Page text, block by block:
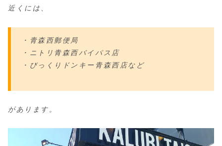
近くには、
・青森西郵便局
・ニトリ青森西バイパス店
・びっくりドンキー青森西店など
があります。